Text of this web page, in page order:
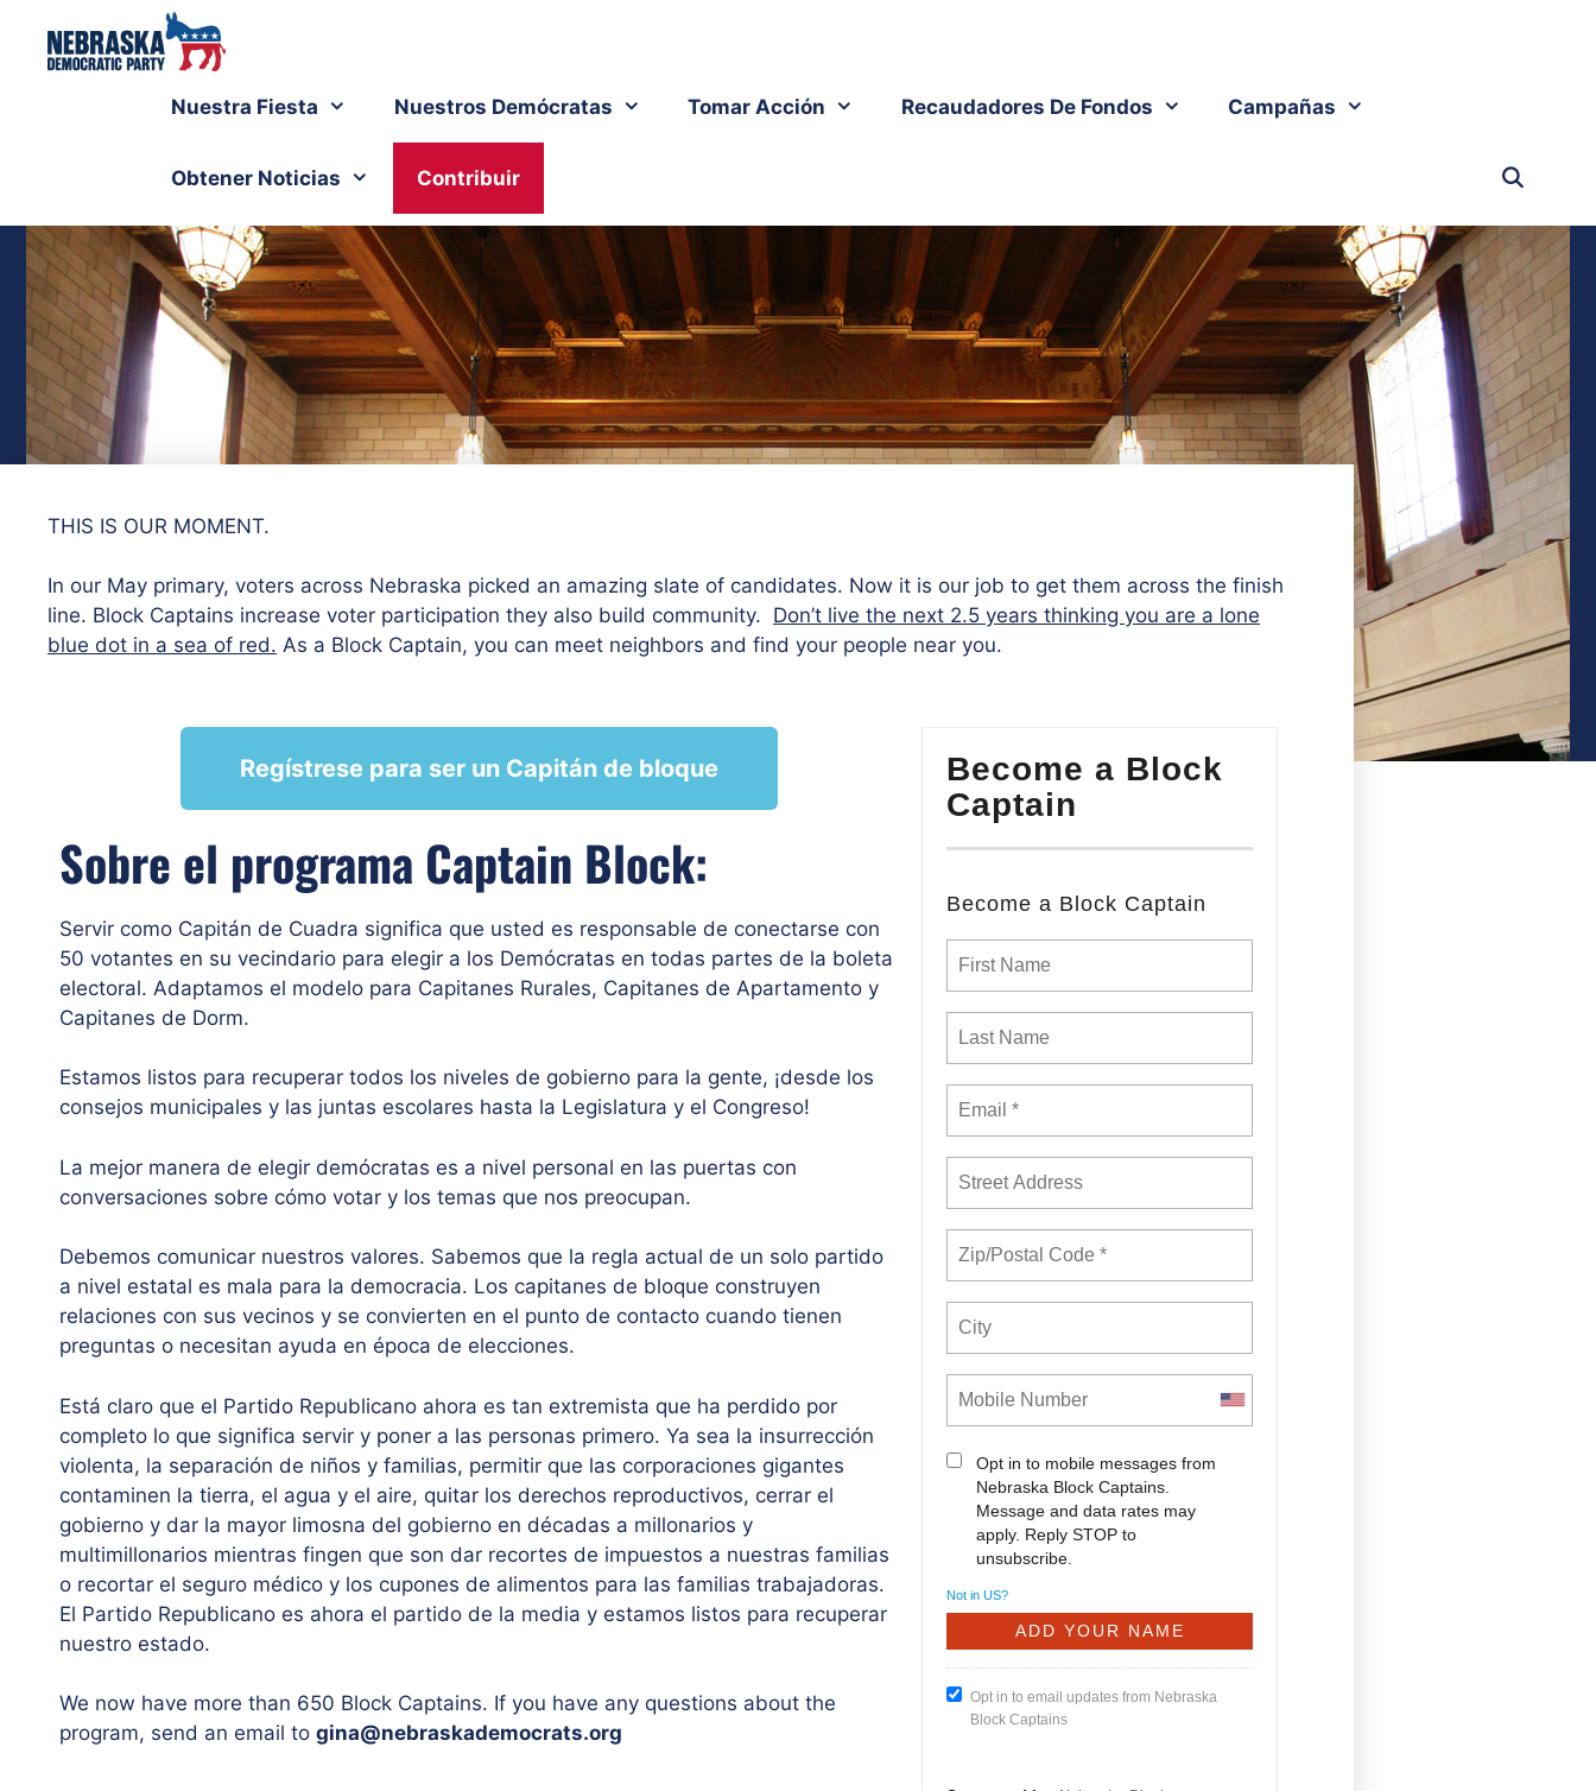
Nuestra Fiesta Nuestros Demócratas Tomar Acción Recaudadores De Fondos Campañas
Obtener Noticias Contribuir
THIS IS OUR MOMENT.
In our May primary, voters across Nebraska picked an amazing slate of candidates. Now it is our job to get them across the finish
line. Block Captains increase voter participation they also build community. Don’t live the next 2.5 years thinking you are a lone
blue dot in a sea of red. As a Block Captain, you can meet neighbors and find your people near you.
Regístrese para ser un Capitán de bloque
Sobre el programa Captain Block:
Servir como Capitán de Cuadra significa que usted es responsable de conectarse con
50 votantes en su vecindario para elegir a los Demócratas en todas partes de la boleta
electoral. Adaptamos el modelo para Capitanes Rurales, Capitanes de Apartamento y
Capitanes de Dorm.
Estamos listos para recuperar todos los niveles de gobierno para la gente, ¡desde los
consejos municipales y las juntas escolares hasta la Legislatura y el Congreso!
La mejor manera de elegir demócratas es a nivel personal en las puertas con
conversaciones sobre cómo votar y los temas que nos preocupan.
Debemos comunicar nuestros valores. Sabemos que la regla actual de un solo partido
a nivel estatal es mala para la democracia. Los capitanes de bloque construyen
relaciones con sus vecinos y se convierten en el punto de contacto cuando tienen
preguntas o necesitan ayuda en época de elecciones.
Está claro que el Partido Republicano ahora es tan extremista que ha perdido por
completo lo que significa servir y poner a las personas primero. Ya sea la insurrección
violenta, la separación de niños y familias, permitir que las corporaciones gigantes
contaminen la tierra, el agua y el aire, quitar los derechos reproductivos, cerrar el
gobierno y dar la mayor limosna del gobierno en décadas a millonarios y
multimillonarios mientras fingen que son dar recortes de impuestos a nuestras familias
o recortar el seguro médico y los cupones de alimentos para las familias trabajadoras.
El Partido Republicano es ahora el partido de la media y estamos listos para recuperar
nuestro estado.
We now have more than 650 Block Captains. If you have any questions about the
program, send an email to gina@nebraskademocrats.org
Become a Block
Captain
Become a Block Captain
Opt in to mobile messages from
Nebraska Block Captains.
Message and data rates may
apply. Reply STOP to
unsubscribe.
Not inUS?
Opt in to email updates from Nebraska
Block Captains